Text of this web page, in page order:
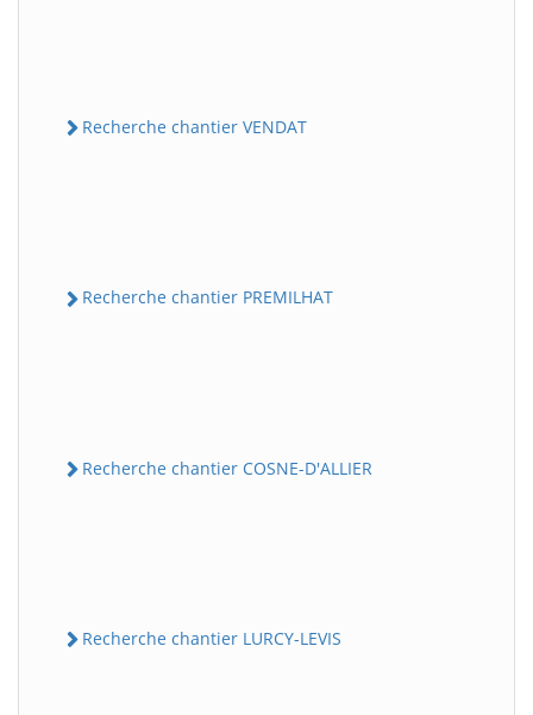
Recherche chantier VENDAT
Recherche chantier PREMILHAT
Recherche chantier COSNE-D'ALLIER
Recherche chantier LURCY-LEVIS